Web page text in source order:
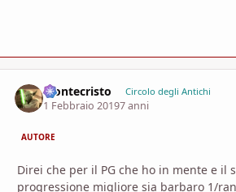
Montecristo Circolo degli Antichi
1 Febbraio 20197 anni
AUTORE
Direi che per il PG che ho in mente e il
progressione migliore sia barbaro 1/